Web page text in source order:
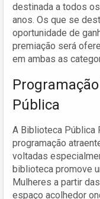
destinada a todos
anos. Os que se
oportunidade de
premiação será
em ambas as
Pública
A Biblioteca Pública
programação
voltadas
biblioteca promove
Mulheres a partir
espaço acolhedor